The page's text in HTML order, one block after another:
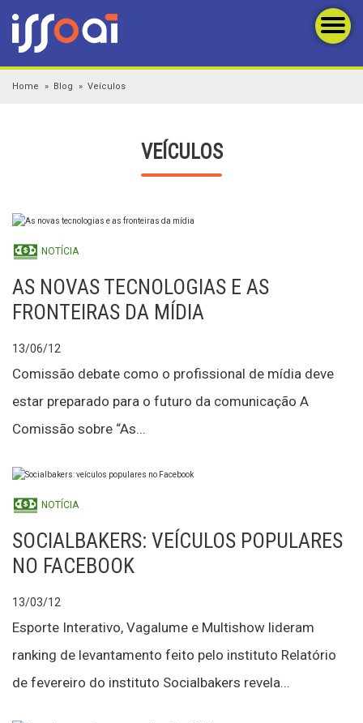
Home Blog Veículos
VEÍCULOS
NOTÍCIA
AS NOVAS TECNOLOGIAS E AS
FRONTEIRAS DA MÍDIA
13/06/12
Comissão debate como o profissional de mídia deve
estar preparado para o futuro da comunicação A
Comissão sobre “As...
NOTÍCIA
SOCIALBAKERS: VEÍCULOS POPULARES
NO FACEBOOK
13/03/12
Esporte Interativo, Vagalume e Multishow lideram
ranking de levantamento feito pelo instituto Relatório
de fevereiro do instituto Socialbakers revela...